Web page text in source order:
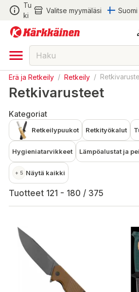
Tu
ki
Valitse myymäläsi Suomi
Erä ja Retkeily / Retkeily /
Retkivarusteet
Kategoriat
Retkeilypuukot Retkityökalut
Hygieniatarvikkeet Lämpöalustat ja
+ 5 Näytä kaikki
Tuotteet 121 - 180 / 375